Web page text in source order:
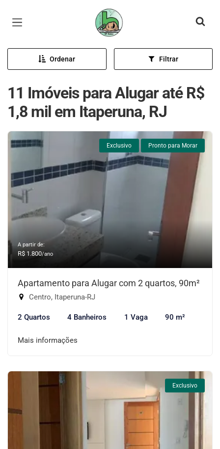
Página inicial
Ordenar Filtrar
11 Imóveis para Alugar até R$
1,8 mil em Itaperuna, RJ
Exclusivo Pronto para Morar
A partir de:
R$ 1.800/ano
Apartamento para Alugar com 2 quartos, 90m²
Centro, Itaperuna-RJ
2 Quartos 4 Banheiros 1 Vaga 90 m²
Mais informações
Exclusivo